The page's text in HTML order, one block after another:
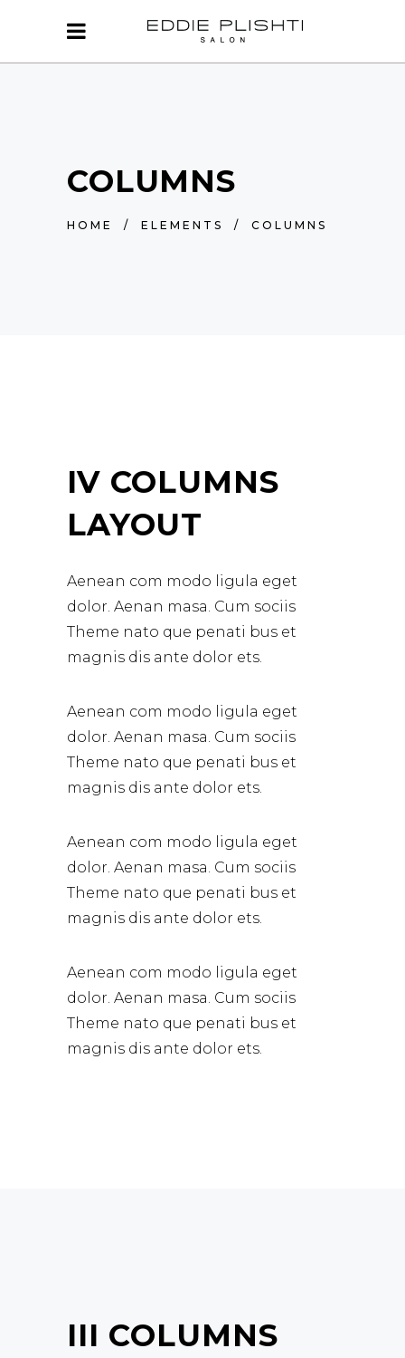
COLUMNS
HOME / ELEMENTS / COLUMNS
IV COLUMNS
LAYOUT
Aenean com modo ligula eget
dolor. Aenan masa. Cum sociis
Theme nato que penati bus et
magnis dis ante dolor ets.
Aenean com modo ligula eget
dolor. Aenan masa. Cum sociis
Theme nato que penati bus et
magnis dis ante dolor ets.
Aenean com modo ligula eget
dolor. Aenan masa. Cum sociis
Theme nato que penati bus et
magnis dis ante dolor ets.
Aenean com modo ligula eget
dolor. Aenan masa. Cum sociis
Theme nato que penati bus et
magnis dis ante dolor ets.
III COLUMNS